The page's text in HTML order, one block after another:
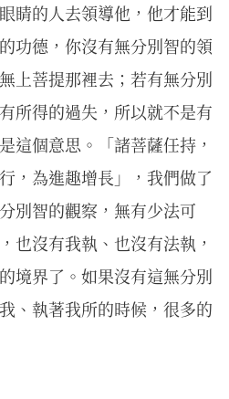
睛的人去領導他，他才能到
功德，你沒有無分別智的領
上菩提那裡去；若有無分別
所得的過失，所以就不是有
這個意思。「諸菩薩任持，
，為進趣增長」，我們做了
別智的觀察，無有少法可
也沒有我執、也沒有法執，
境界了。如果沒有這無分別
、執著我所的時候，很多的